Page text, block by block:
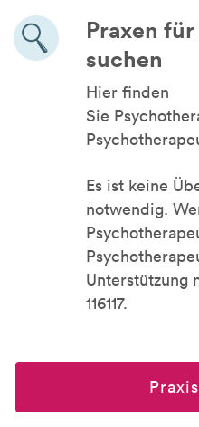
Praxen
suchen
Hier finden
Sie
Es ist keine
notwendig.
Unterstützung
116117.